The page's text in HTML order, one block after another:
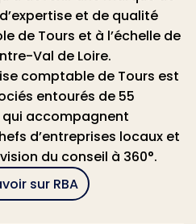
et de qualité
de Tours et à l’échelle de
Val de Loire.
comptable de Tours est
entourés de 55
accompagnent
d’entreprises locaux et
du conseil à 360°.
sur RBA